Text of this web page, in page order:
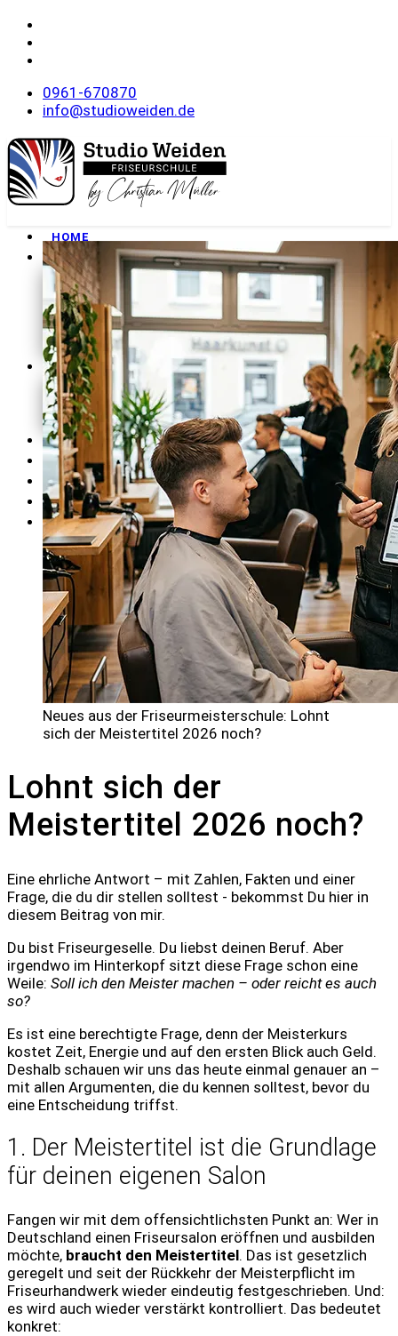
0961-670870
info@studioweiden.de
HOME
FRISEURSCHULE
Philosophie
Unser Team
Wohnanlage
Rundgang
Downloads
MEISTERKURSE
Onlineanmeldung
AGB's und
Wiederrufsbelehrung
SEMINARE
TERMINE
KONTAKT
BLOG
LOGIN
Neues aus der Friseurmeisterschule: Lohnt
sich der Meistertitel 2026 noch?
Lohnt sich der
Meistertitel 2026 noch?
Eine ehrliche Antwort – mit Zahlen, Fakten und einer
Frage, die du dir stellen solltest - bekommst Du hier in
diesem Beitrag von mir.
Du bist Friseurgeselle. Du liebst deinen Beruf. Aber
irgendwo im Hinterkopf sitzt diese Frage schon eine
Weile: Soll ich den Meister machen – oder reicht es auch
so?
Es ist eine berechtigte Frage, denn der Meisterkurs
kostet Zeit, Energie und auf den ersten Blick auch Geld.
Deshalb schauen wir uns das heute einmal genauer an –
mit allen Argumenten, die du kennen solltest, bevor du
eine Entscheidung triffst.
1. Der Meistertitel ist die Grundlage
für deinen eigenen Salon
Fangen wir mit dem offensichtlichsten Punkt an: Wer in
Deutschland einen Friseursalon eröffnen und ausbilden
möchte, braucht den Meistertitel. Das ist gesetzlich
geregelt und seit der Rückkehr der Meisterpflicht im
Friseurhandwerk wieder eindeutig festgeschrieben. Und:
es wird auch wieder verstärkt kontrolliert. Das bedeutet
konkret: